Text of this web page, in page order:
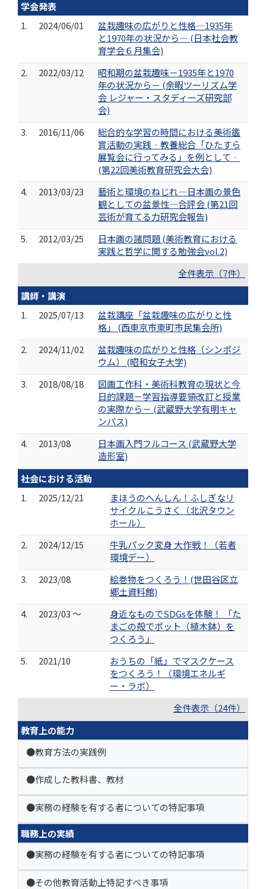
学会発表
1.
2024/06/01
盆栽趣味の広がりと性格―1935年
と1970年の状況から― (日本社会教
育学会６月集会)
2.
2022/03/12
昭和期の盆栽趣味－1935年と1970
年の状況から－ (余暇ツーリズム学
会 レジャー・スタディーズ研究部
会)
3.
2016/11/06
総合的な学習の時間における美術鑑
賞活動の実践‐教養総合「ひたすら
展覧会に行ってみる」を例として‐
(第22回美術教育研究会大会)
4.
2013/03/23
藝術と環境のねじれ―日本画の景色
観としての盆景性―合評会 (第21回
芸術が育てる力研究会報告)
5.
2012/03/25
日本画の諸問題 (美術教育における
実践と哲学に関する勉強会vol.2)
全件表示（7件）
講師・講演
1.
2025/07/13
盆栽講座「盆栽趣味の広がりと性
格」 (西東京市東町市民集会所)
2.
2024/11/02
盆栽趣味の広がりと性格（シンポジ
ウム） (昭和女子大学)
3.
2018/08/18
図画工作科・美術科教育の現状と今
日的課題－学習指導要領改訂と授業
の実際から－ (武蔵野大学有明キャ
ンパス)
4.
2013/08
日本画入門フルコース (武蔵野大学
造形室)
社会における活動
1.
2025/12/21
まほうのへんしん！ふしぎなリ
サイクルこうさく（北沢タウン
ホール）
2.
2024/12/15
牛乳パック変身 大作戦！（若者
環境デー）
3.
2023/08
絵巻物をつくろう！(世田谷区立
郷土資料館)
4.
2023/03 ～
身近なものでSDGsを体験！ 「た
まごの殻でポット（植木鉢）を
つくろう」
5.
2021/10
おうちの「紙」でマスクケース
をつくろう！（環境エネルギ
ー・ラボ）
全件表示（24件）
教育上の能力
●教育方法の実践例
●作成した教科書、教材
●実務の経験を有する者についての特記事項
職務上の実績
●実務の経験を有する者についての特記事項
●その他教育活動上特記すべき事項